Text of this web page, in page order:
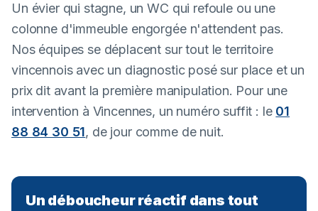
Un évier qui stagne, un WC qui refoule ou une
colonne d'immeuble engorgée n'attendent pas.
Nos équipes se déplacent sur tout le territoire
vincennois avec un diagnostic posé sur place et un
prix dit avant la première manipulation. Pour une
intervention à Vincennes, un numéro suffit : le 01
88 84 30 51, de jour comme de nuit.
Un déboucheur réactif dans tout